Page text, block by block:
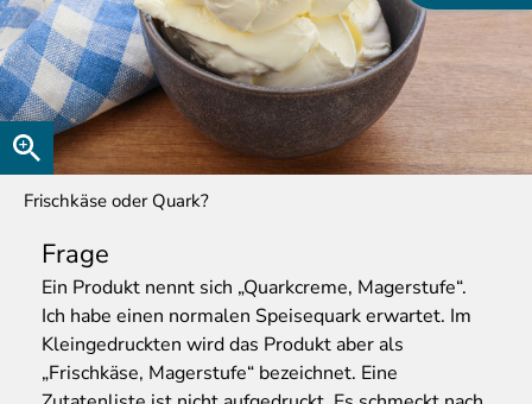
Frischkäse oder Quark?
Frage
Ein Produkt nennt sich „Quarkcreme, Magerstufe“.
Ich habe einen normalen Speisequark erwartet. Im
Kleingedruckten wird das Produkt aber als
„Frischkäse, Magerstufe“ bezeichnet. Eine